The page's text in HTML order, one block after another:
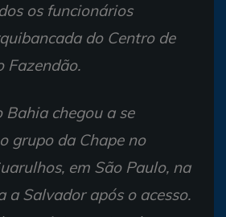
os funcionários
do Centro de
Fazendão.
Bahia chegou a se
grupo da Chape no
em São Paulo, na
a Salvador após o acesso.